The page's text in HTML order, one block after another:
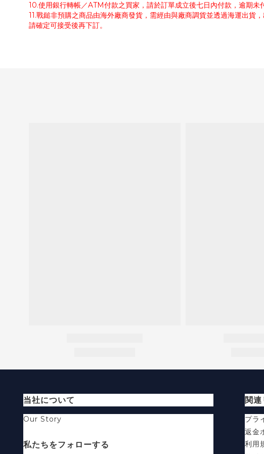
10.使用銀行轉帳／ATM付款之買家，請於訂單成立後七日內付款，逾期未
11.戰鎚非預購之商品由海外廠商發貨，需經由與廠商調貨並透過海運出貨
請確定可接受後再下訂。
当社について
Our Story
私たちをフォローする
関連
プラ
返金
利用